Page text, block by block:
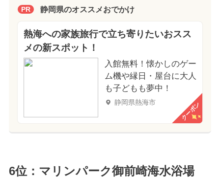
PR 静岡県のオススメおでかけ
熱海への家族旅行で立ち寄りたいおスス
メの新スポット！
入館無料！懐かしのゲー
ム機や縁日・屋台に大人
も子どもも夢中！
静岡県熱海市 クーポン
6位：マリンパーク御前崎海水浴場